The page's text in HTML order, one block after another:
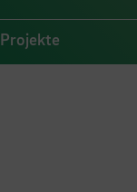
Projekte